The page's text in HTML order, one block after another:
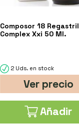
Composor 18 Regastril
Complex Xxi 50 Ml.
2 Uds. en stock
Ver precio
Añadir